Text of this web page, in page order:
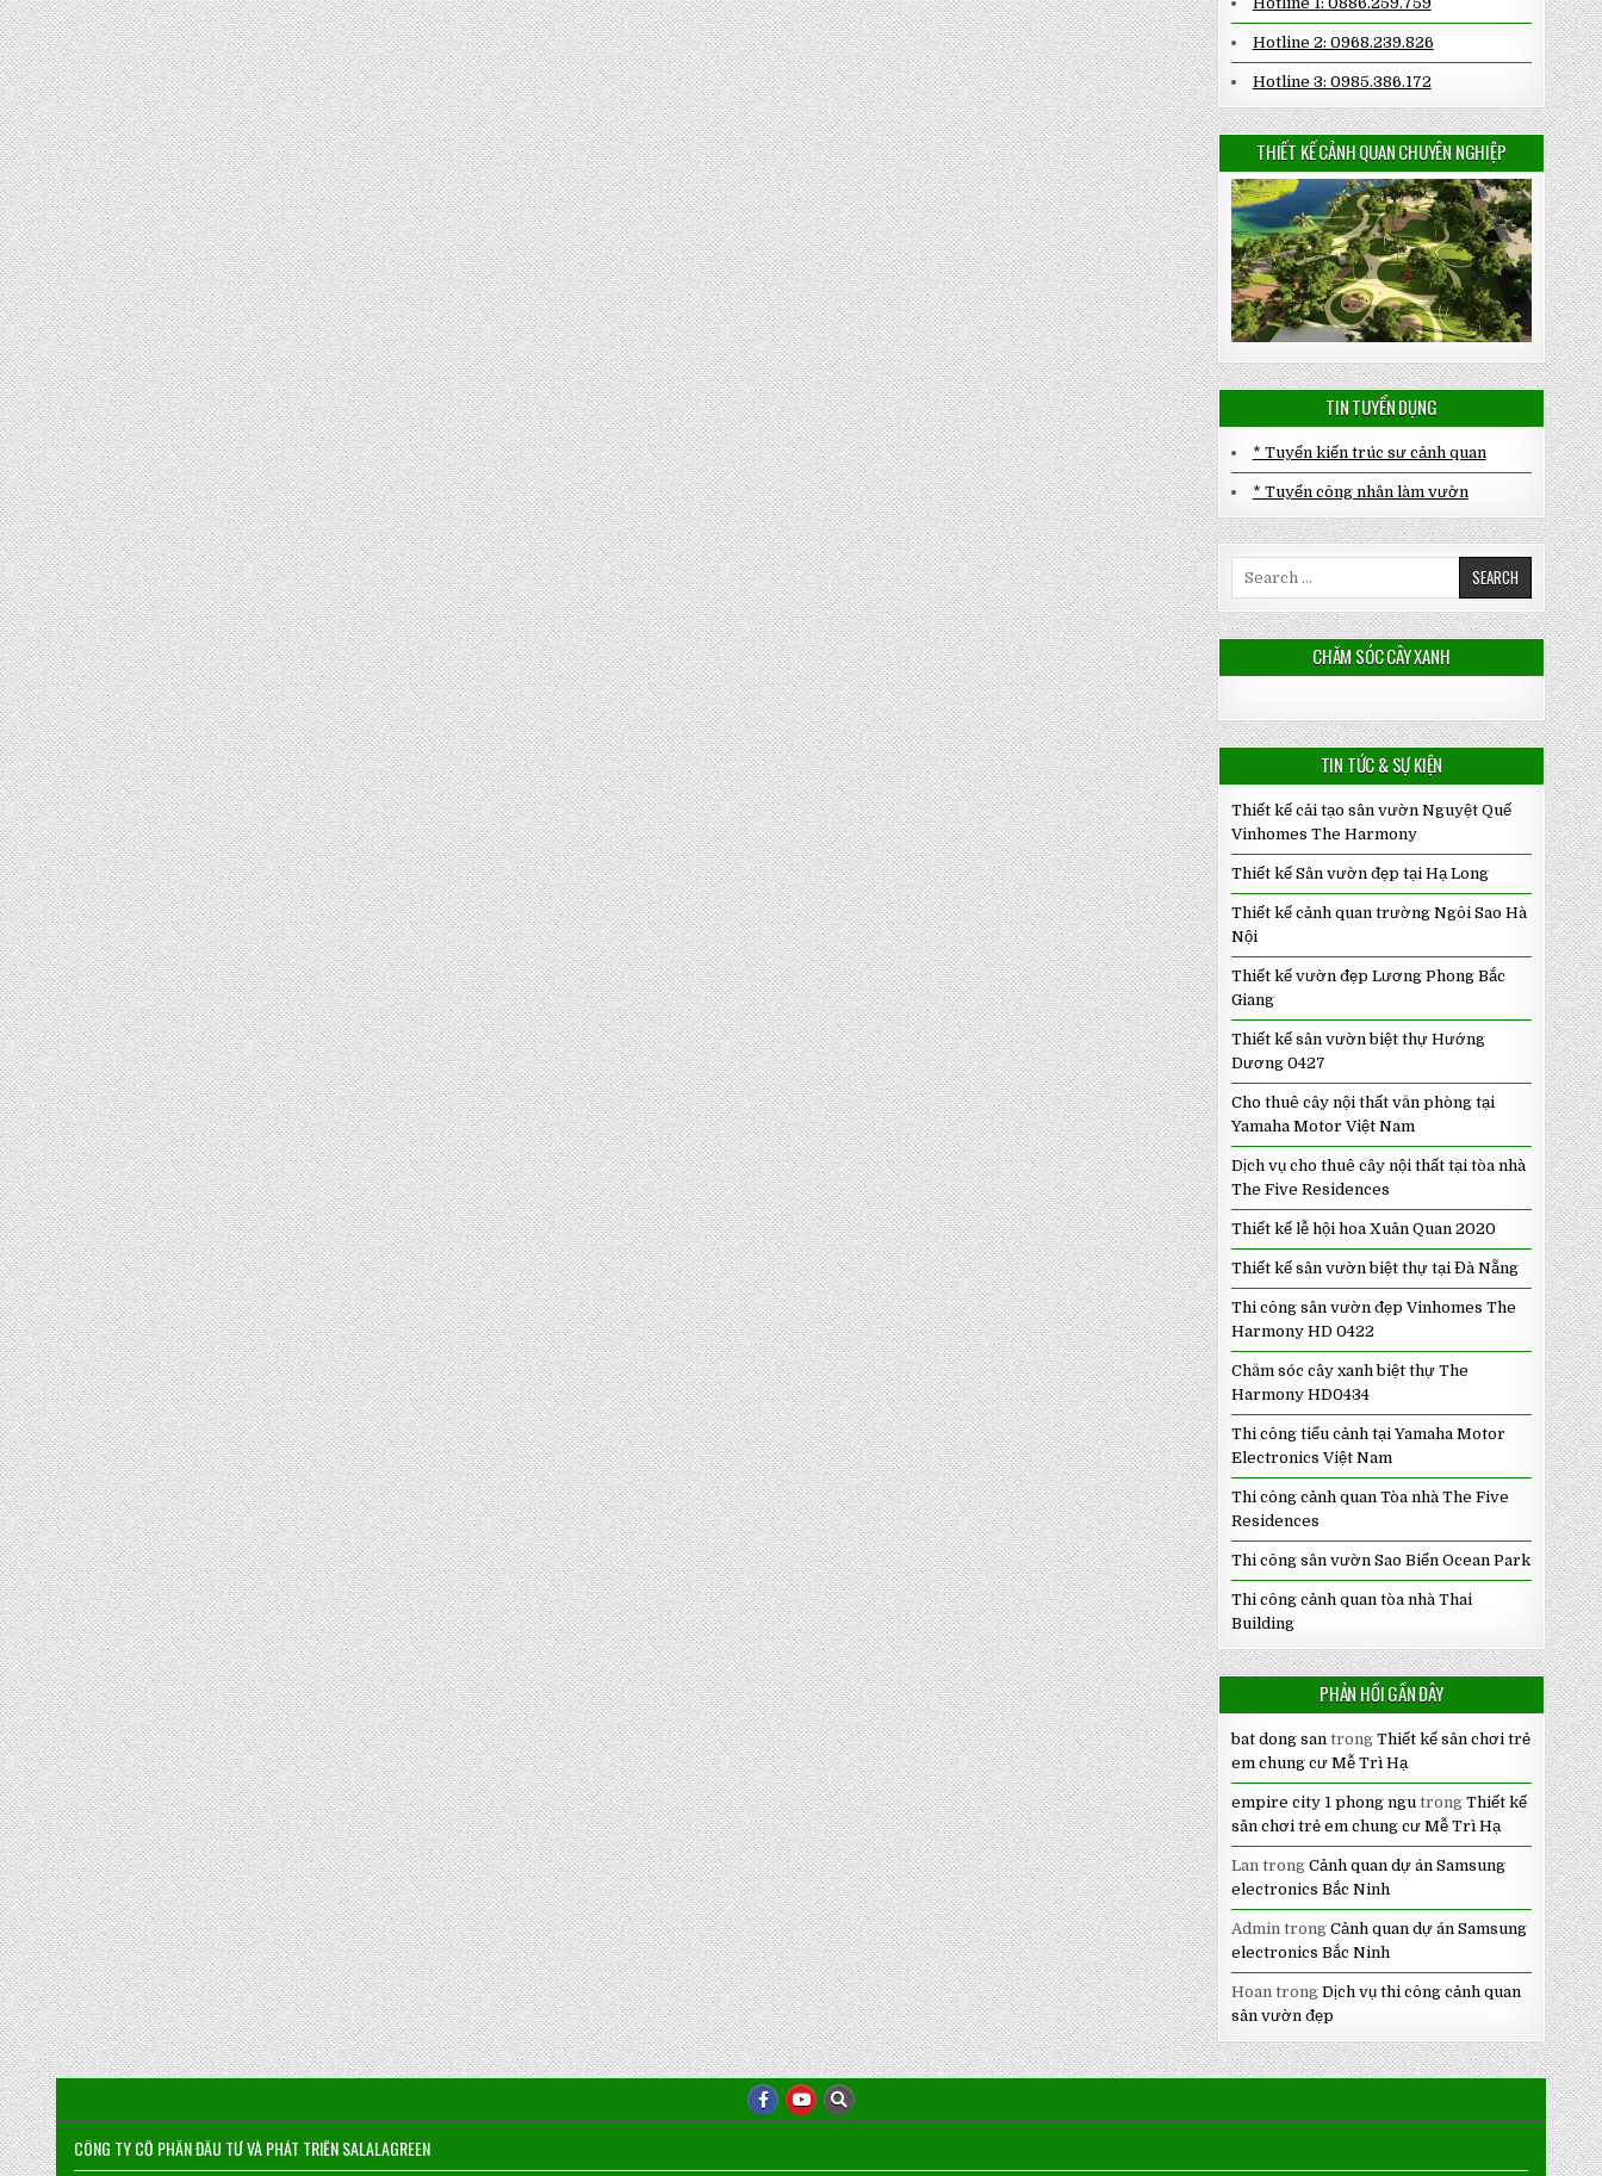
Hotline 2: 0968.239.826
Hotline 3: 0985.386.172
THIẾT KẾ CẢNH QUAN CHUYÊN NGHIỆP
TIN TUYỂN DỤNG
* Tuyển kiến trúc sư cảnh quan
* Tuyển công nhân làm vườn
CHĂM SÓC CÂY XANH
TIN TỨC & SỰ KIỆN
Thiết kế cải tạo sân vườn Nguyệt Quế
Vinhomes The Harmony
Thiết kế Sân vườn đẹp tại Hạ Long
Thiết kế cảnh quan trường Ngôi Sao Hà
Nội
Thiết kế vườn đẹp Lương Phong Bắc
Giang
Thiết kế sân vườn biệt thự Hướng
Dương 0427
Cho thuê cây nội thất văn phòng tại
Yamaha Motor Việt Nam
Dịch vụ cho thuê cây nội thất tại tòa nhà
The Five Residences
Thiết kế lễ hội hoa Xuân Quan 2020
Thiết kế sân vườn biệt thự tại Đà Nẵng
Thi công sân vườn đẹp Vinhomes The
Harmony HD 0422
Chăm sóc cây xanh biệt thự The
Harmony HD0434
Thi công tiểu cảnh tại Yamaha Motor
Electronics Việt Nam
Thi công cảnh quan Tòa nhà The Five
Residences
Thi công sân vườn Sao Biển Ocean Park
Thi công cảnh quan tòa nhà Thai
Building
PHẢN HỒI GẦN ĐÂY
bat dong santrong Thiết kế sân chơi trẻ
em chung cư Mễ Trì Hạ
empire city 1 phong ngutrong Thiết kế
sân chơi trẻ em chung cư Mễ Trì Hạ
Lan trong Cảnh quan dự án Samsung
electronics Bắc Ninh
Admin trong Cảnh quan dự án Samsung
electronics Bắc Ninh
Hoan trong Dịch vụ thi công cảnh quan
sân vườn đẹp
CÔNG TY CỔ PHẦN ĐẦU TƯ VÀ PHÁT TRIỂN SALALAGREEN